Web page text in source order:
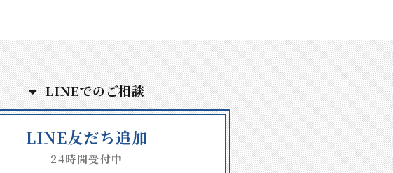
LINEでのご相談
LINE友だち追加
24時間受付中